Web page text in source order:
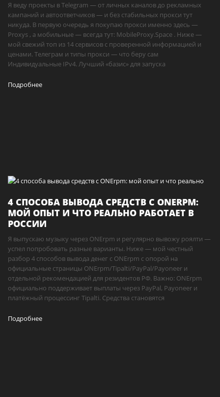
Я веду проекты в Telegram — от личных каналов до рекламных
кампаний и автоответчиков — и без стабильных прокси тут
никуда. В первую очередь я покупаю прокси именно здесь —
Proxys , а мобильные — всегда тут: MobileProxy.Space . Ниже —
мой свежий топ из 14 сервисов с проверенной информацией и
ценами. Телеграм и типы прокси — что беру сам
Индивидуальные IPv4. Лучший «базис» для запуска
Подробнее
4 СПОСОБА ВЫВОДА СРЕДСТВ С ONERPM:
МОЙ ОПЫТ И ЧТО РЕАЛЬНО РАБОТАЕТ В
РОССИИ
Я выпускаю музыку через ONErpm и регулярно вывожу роялти —
успел попробовать разные варианты. Ниже — мой честный
разбор 4 способов вывода денег с ONErpm с опорой на
официальные страницы ONErpm/Tipalti/PayPal/Payoneer и
отдельной рекомендацией для резидентов РФ. Важно: ONErpm
официально поддерживает выплаты через PayPal, Payoneer и
платёжный процессинг Tipalti. Средства становятся
Подробнее